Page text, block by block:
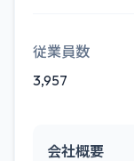
従業員数
3,957
会社概要